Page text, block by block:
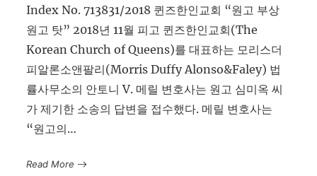
Index No. 713831/2018 퀸즈한인교회 “원고 부상
원고 탓” 2018년 11월 피고 퀸즈한인교회(The
Korean Church of Queens)를 대표하는 모리스더
피알론소앤팔리(Morris Duffy Alonso&Faley) 법
률사무소의 안토니 V. 메릴 변호사는 원고 심미옥 씨
가 제기한 소송의 답변을 접수했다. 메릴 변호사는
“원고의…
Read More